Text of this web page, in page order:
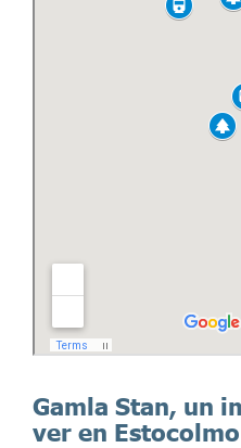
Gamla Stan, un
ver en Estocolmo